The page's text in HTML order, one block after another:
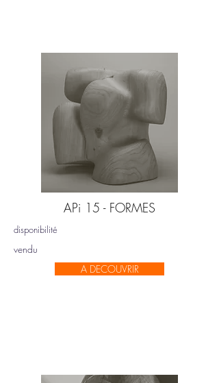
APi 15 - FORMES
disponibilité
vendu
A DECOUVRIR